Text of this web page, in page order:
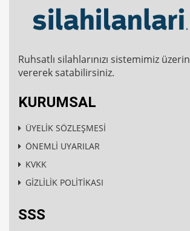
Ruhsatlı silahlarınızı sistemimiz
vererek satabilirsiniz.
KURUMSAL
ÜYELİK SÖZLEŞMESİ
ÖNEMLİ UYARILAR
KVKK
GİZLİLİK POLİTİKASI
SSS